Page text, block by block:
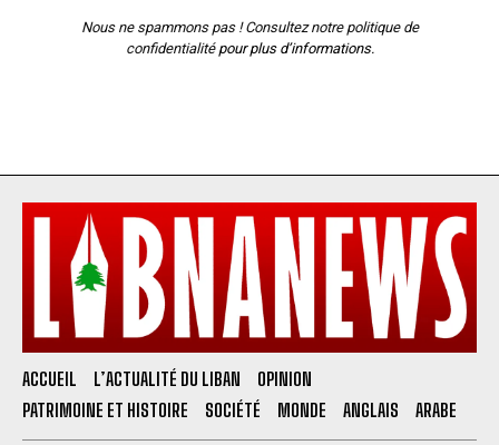
Nous ne spammons pas ! Consultez notre politique de
confidentialitépour plus d’informations.
ACCUEIL L’ACTUALITÉ DU LIBAN
OPINION
PATRIMOINE ET HISTOIRE
SOCIÉTÉ MONDE ANGLAIS ARABE